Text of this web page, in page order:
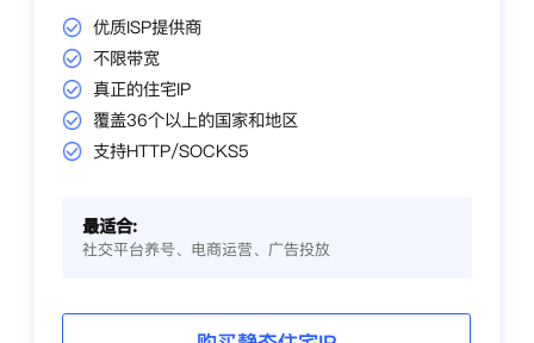
优质ISP提供商
不限带宽
真正的住宅IP
覆盖36个以上的国家和地区
支持HTTP/SOCKS5
最适合:
社交平台养号、电商运营、广告投放